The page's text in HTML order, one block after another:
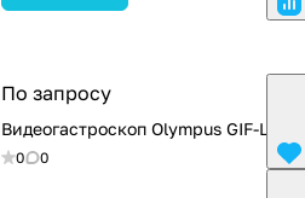
По запросу
Видеогастроскоп Olympus GIF-LV1
0 0